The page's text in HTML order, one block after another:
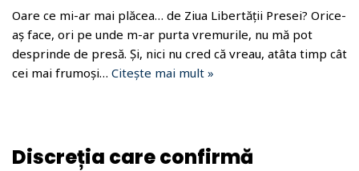
Oare ce mi-ar mai plăcea… de Ziua Libertății Presei? Orice-
aș face, ori pe unde m-ar purta vremurile, nu mă pot
desprinde de presă. Și, nici nu cred că vreau, atâta timp cât
cei mai frumoși… Citește mai mult »
Discreția care confirmă